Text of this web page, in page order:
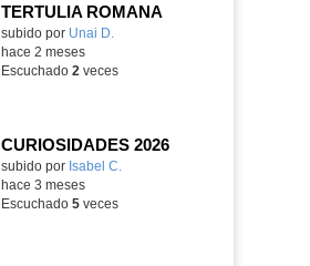
TERTULIA ROMANA
Contenido educativo.
subido por Unai D.
hace 2 meses
Escuchado 2 veces
CURIOSIDADES 2026
Contenido educativo.
subido por Isabel C.
hace 3 meses
Escuchado 5veces